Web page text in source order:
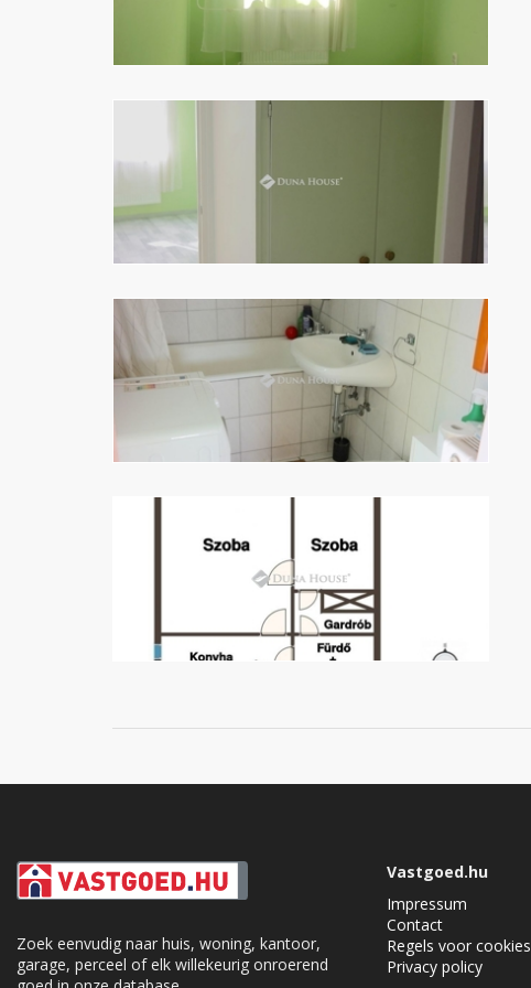
Zoek eenvudig naar huis, woning, kantoor,
garage, perceel of elk willekeurig onroerend
Vastgoed.hu
Impressum
Contact
Regels voor cookies
Privacy policy